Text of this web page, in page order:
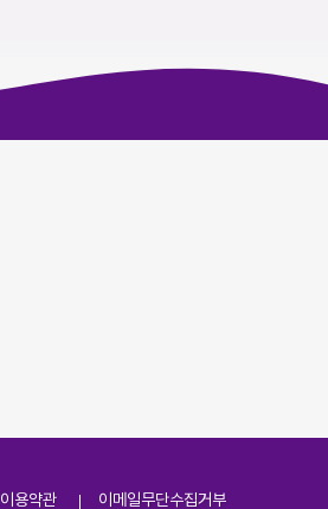
이용약관 이메일무단수집거부